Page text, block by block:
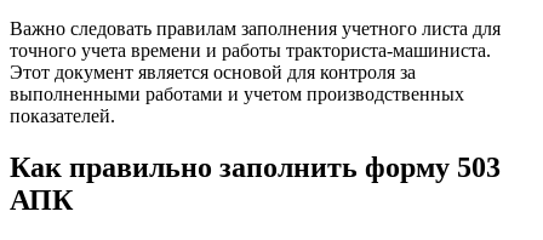
Важно следовать правилам заполнения учетного листа для
точного учета времени и работы тракториста-машиниста.
Этот документ является основой для контроля за
выполненными работами и учетом производственных
показателей.
Как правильно заполнить форму 503
АПК